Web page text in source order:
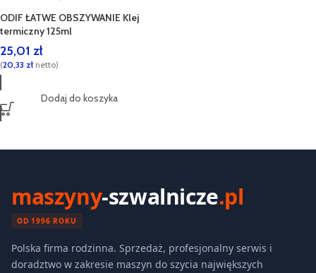
ODIF ŁATWE OBSZYWANIE Klej
termiczny 125ml
25,01 zł
(20,33 zł netto)
Dodaj do koszyka
maszyny-szwalnicze.pl
OD 1996 ROKU
Polska firma rodzinna. Sprzedaż, profesjonalny serwis i
doradztwo w zakresie maszyn do szycia największych